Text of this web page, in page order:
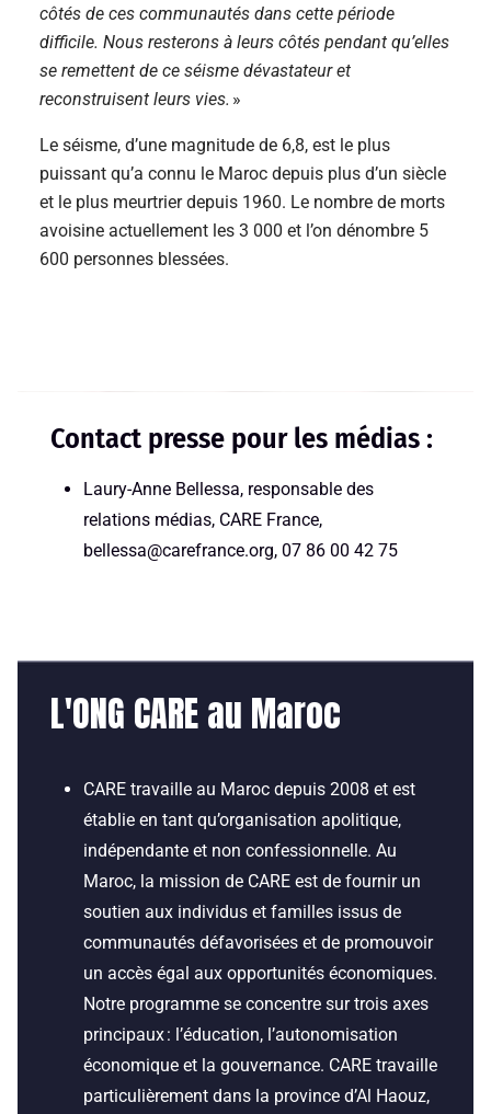
côtés de ces communautés dans cette période
difficile. Nous resterons à leurs côtés pendant qu’elles
se remettent de ce séisme dévastateur et
reconstruisent leurs vies. »
Le séisme, d’une magnitude de 6,8, est le plus
puissant qu’a connu le Maroc depuis plus d’un siècle
et le plus meurtrier depuis 1960. Le nombre de morts
avoisine actuellement les 3 000 et l’on dénombre 5
600 personnes blessées.
Contact presse pour les médias :
Laury-Anne Bellessa, responsable des
relations médias, CARE France,
bellessa@carefrance.org, 07 86 00 42 75
L'ONG CARE au Maroc
CARE travaille au Maroc depuis 2008 et est
établie en tant qu’organisation apolitique,
indépendante et non confessionnelle. Au
Maroc, la mission de CARE est de fournir un
soutien aux individus et familles issus de
communautés défavorisées et de promouvoir
un accès égal aux opportunités économiques.
Notre programme se concentre sur trois axes
principaux : l’éducation, l’autonomisation
économique et la gouvernance. CARE travaille
particulièrement dans la province d’Al Haouz,